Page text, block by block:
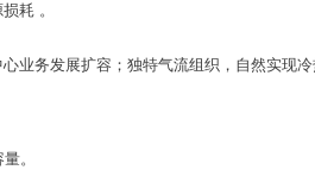
耗 。
业务发展扩容；独特气流组织，自然实现
。